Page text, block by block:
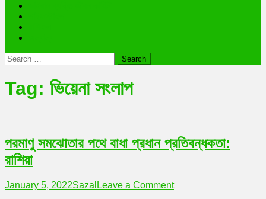
Search
for:
Tag: ভিয়েনা সংলাপ
পরমাণু সমঝোতার পথে বাধা প্রধান প্রতিবন্ধকতা:
রাশিয়া
January 5, 2022Sazal Leave a Commenton